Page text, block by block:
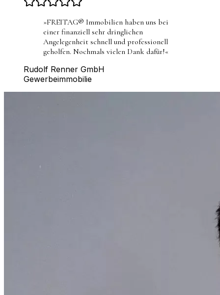
»FREITAG® Immobilien haben uns bei
einer finanziell sehr dringlichen
Angelegenheit schnell und professionell
geholfen. Nochmals vielen Dank dafür!«
Rudolf Renner GmbH
Gewerbeimmobilie